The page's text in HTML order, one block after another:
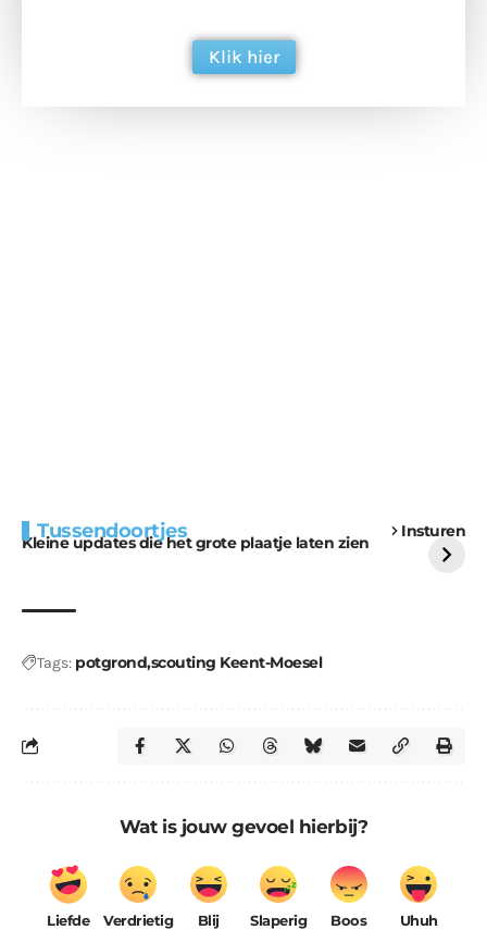
Klik hier
Tussendoortjes Insturen
Kleine updates die het grote plaatje laten zien
voor kabouters
uitdaging
Tags: potgrondscouting Keent-Moesel
Wat is jouw gevoel hierbij?
Liefde Verdrietig Blij Slaperig Boos Uhuh